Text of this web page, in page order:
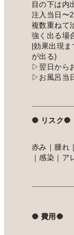
目の下は内
注入当日〜
複数重ねて
強く出る場
|効果出現
が出る)
▷翌日から
▷お風呂当
𖣔 リスク𖣔
赤み｜腫れ
｜感染｜
𖣔 費用𖣔